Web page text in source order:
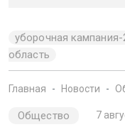
уборочная кампания-
область
Главная Новости
Общество 7